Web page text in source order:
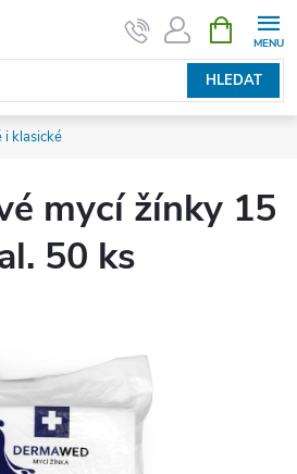
HLEDAT
NÁKUPNÍ
KOŠÍK
i klasické
mycí žínky 15
50 ks